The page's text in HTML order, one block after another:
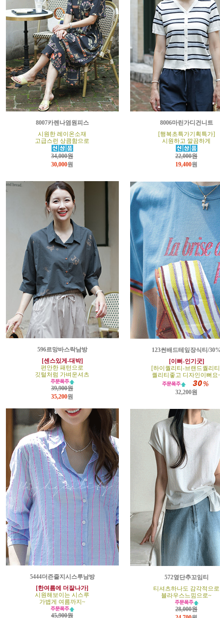
8007카렌나염원피스
시원한 레이온소재
고급스런 상큼함으로
34,000원
30,000원
8006마린가디건니트
[행복초특가기획특가]
시원하고 깔끔하게
22,000원
19,400원
596르망바스락남방
[센스있게-대박]
편안한 패턴으로
깃털처럼 가벼운셔츠
39,900원
35,200원
123썬배드테잎장식티/
[이뻐-인기굿]
[하이퀄리티-브랜드퀄리
퀄리티좋고 디자인이뻐요
32,200원
5444더즌줄지시스루남방
[한여름에 더잘나가]
시원해보이는 시스루
가볍게 여름까지~
45,900원
572옆단추꼬임티
티셔츠하나도 감각적으로
블라우스느낌으로~
28,000원